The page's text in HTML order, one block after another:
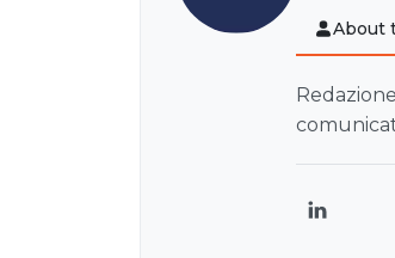
About
LinkedIn